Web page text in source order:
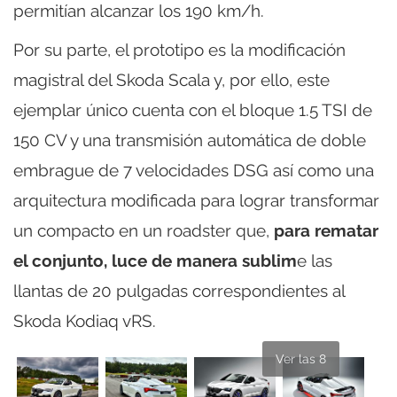
permitían alcanzar los 190 km/h.
Por su parte, el prototipo es la modificación
magistral del Skoda Scala y, por ello, este
ejemplar único cuenta con el bloque 1.5 TSI de
150 CV y una transmisión automática de doble
embrague de 7 velocidades DSG así como una
arquitectura modificada para lograr transformar
un compacto en un roadster que, para rematar
el conjunto, luce de manera sublime las
llantas de 20 pulgadas correspondientes al
Skoda Kodiaq vRS.
Ver las 8